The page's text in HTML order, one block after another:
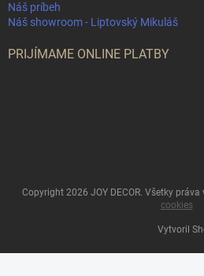
Náš príbeh
Náš showroom - Liptovský Mikuláš
PRIJÍMAME ONLINE PLATBY
Vytvoril
Copyright 2026 JOY DECOR. Všetky práva
cookies